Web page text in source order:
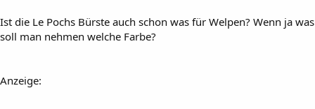
Ist die Le Pochs Bürste auch schon was für Welpen? Wenn ja was
soll man nehmen welche Farbe?
Anzeige: